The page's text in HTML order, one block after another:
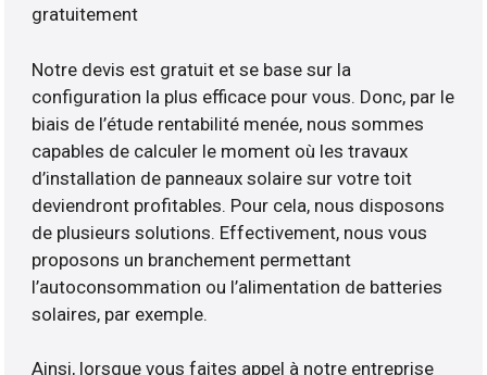
gratuitement
Notre devis est gratuit et se base sur la
configuration la plus efficace pour vous. Donc, par le
biais de l’étude rentabilité menée, nous sommes
capables de calculer le moment où les travaux
d’installation de panneaux solaire sur votre toit
deviendront profitables. Pour cela, nous disposons
de plusieurs solutions. Effectivement, nous vous
proposons un branchement permettant
l’autoconsommation ou l’alimentation de batteries
solaires, par exemple.
Ainsi, lorsque vous faites appel à notre entreprise